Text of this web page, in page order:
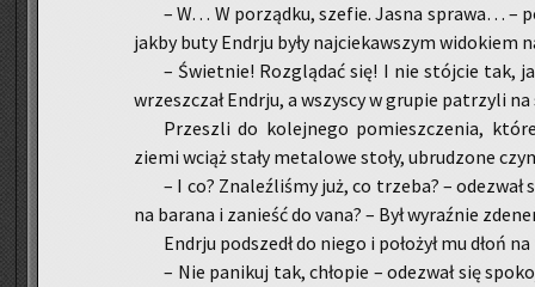
– W… W po­rząd­ku, sze­fie. Jasna spra­wa… –
jakby buty En­dr­ju były naj­cie­kaw­szym wi­do­kiem
– Świet­nie! Roz­glą­dać się! I nie stój­cie tak,
wrzesz­czał En­dr­ju, a wszy­scy w gru­pie pa­trzy­li na
Prze­szli do ko­lej­ne­go po­miesz­cze­nia,
ziemi wciąż stały me­ta­lo­we stoły, ubru­dzo­ne
– I co? Zna­leź­li­śmy już, co trze­ba? – ode­zwał
na ba­ra­na i za­nieść do vana? – Był wy­raź­nie
En­dr­ju pod­szedł do niego i po­ło­żył mu dłoń
– Nie pa­ni­kuj tak, chło­pie – ode­zwał się